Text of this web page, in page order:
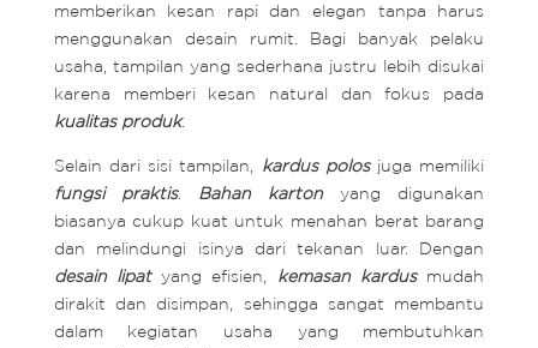
memberikan kesan rapi dan elegan tanpa harus
menggunakan desain rumit. Bagi banyak pelaku
usaha, tampilan yang sederhana justru lebih disukai
karena memberi kesan natural dan fokus pada
kualitas produk.
Selain dari sisi tampilan, kardus polosjuga memiliki
fungsi praktis. Bahan kartonyang digunakan
biasanya cukup kuat untuk menahan berat barang
dan melindungi isinya dari tekanan luar. Dengan
desain lipatyang efisien, kemasan kardusmudah
dirakit dan disimpan, sehingga sangat membantu
dalam kegiatan usaha yang membutuhkan